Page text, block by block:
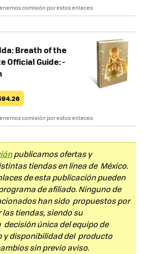
comisión por estos enlaces
Breath of the
Official Guide: -
comisión por estos enlaces
publicamos ofertas y
tiendas en línea de México.
de esta publicación pueden
de afiliado. Ninguno de
han sido propuestos por
tiendas, siendo su
única del equipo de
y disponibilidad del producto
sin previo aviso.